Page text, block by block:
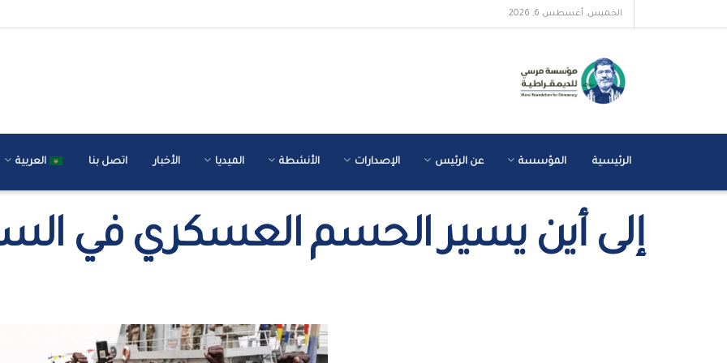
الخميس, أغسطس 6, 2026
الرئيسية المؤسسة عن الرئيس الإصدارات الأنشطة الميديا الأخبار اتصل بنا العربية
إلى أين يسير الحسم العسكري في